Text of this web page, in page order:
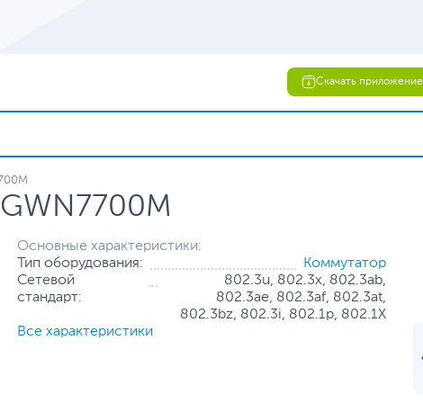
Скачать приложение
Основные характеристики:
Тип оборудования:
Коммутатор
Сетевой
стандарт:
802.3u, 802.3x, 802.3ab,
802.3ae, 802.3af, 802.3at,
802.3bz, 802.3i, 802.1р, 802.1X
Все характеристики